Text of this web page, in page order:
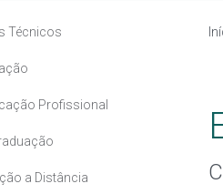
Técnicos
Profissional
a Distância